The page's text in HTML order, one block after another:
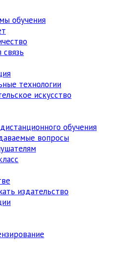
обучения
связь
технологии
искусство
обучения
вопросы
издательство